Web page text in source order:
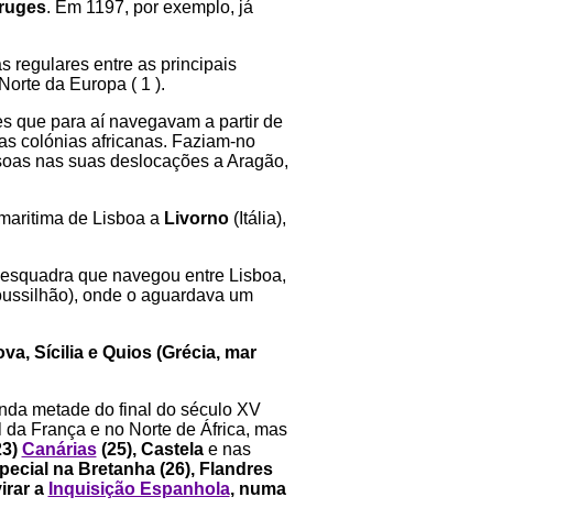
. Em 1197, por exemplo, já
regulares entre as principais
da Europa ( 1 ).
que para aí navegavam a partir de
colónias africanas. Faziam-no
nas suas deslocações a Aragão,
de Lisboa a Livorno(Itália),
que navegou entre Lisboa,
onde o aguardava um
Sícilia e Quios (Grécia, mar
metade do final do século XV
França e no Norte de África, mas
Canárias(25), Castela e nas
na Bretanha (26), Flandres
a Inquisição Espanhola, numa